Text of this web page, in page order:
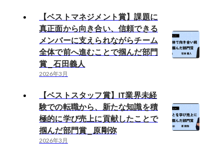
【ベストマネジメント賞】課題に
真正面から向き合い、信頼できる
メンバーに支えられながらチーム
全体で前へ進むことで掴んだ部門
賞_石田義人
2026年3月
【ベストスタッフ賞】IT業界未経
験での転職から、新たな知識を積
極的に学び売上に貢献したことで
掴んだ部門賞_原剛弥
2026年3月